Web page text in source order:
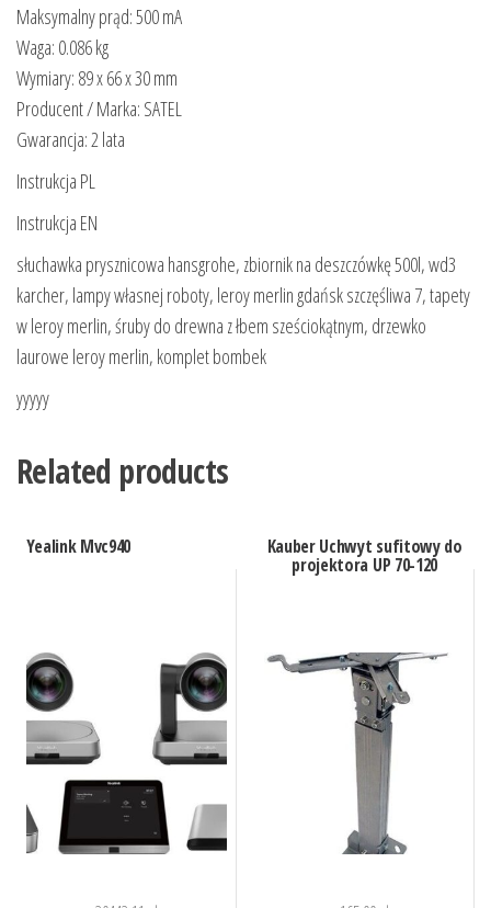
Maksymalny prąd: 500 mA
Waga: 0.086 kg
Wymiary: 89 x 66 x 30 mm
Producent / Marka: SATEL
Gwarancja: 2 lata
Instrukcja PL
Instrukcja EN
słuchawka prysznicowa hansgrohe, zbiornik na deszczówkę 500l, wd3
karcher, lampy własnej roboty, leroy merlin gdańsk szczęśliwa 7, tapety
w leroy merlin, śruby do drewna z łbem sześciokątnym, drzewko
laurowe leroy merlin, komplet bombek
yyyyy
Related products
Yealink Mvc940 Kauber Uchwyt sufitowy do
projektora UP 70-120